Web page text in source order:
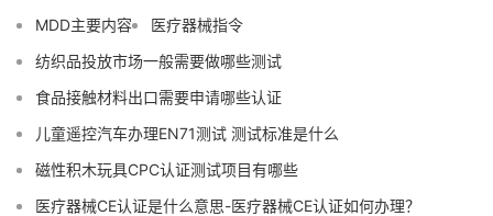
MDD主要内容
医疗器械指令
纺织品投放市场一般需要做哪些测试
食品接触材料出口需要申请哪些认证
儿童遥控汽车办理EN71测试 测试标准是什么
磁性积木玩具CPC认证测试项目有哪些
医疗器械CE认证是什么意思-医疗器械CE认证如何办理？